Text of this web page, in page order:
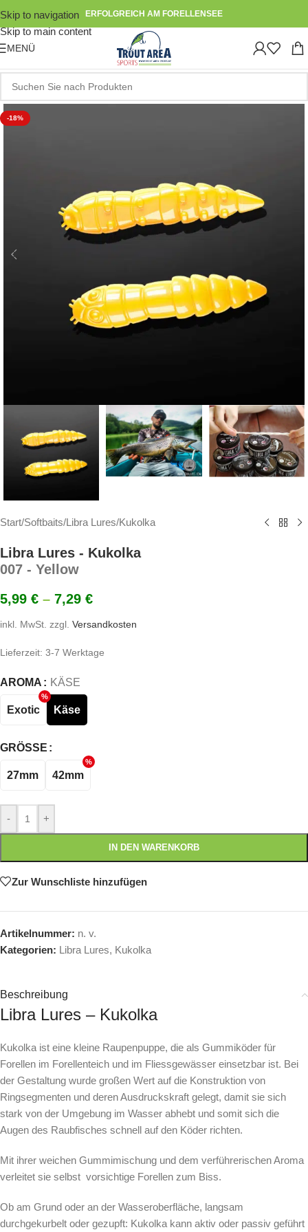
Skip to navigation
Skip to main content
ERFOLGREICH AM FORELLENSEE
MENÜ
-18%
Start/Softbaits/Libra Lures/Kukolka
Libra Lures - Kukolka
007 - Yellow
5,99 € – 7,29 €
inkl. MwSt. zzgl. Versandkosten
Lieferzeit: 3-7 Werktage
AROMA KÄSE
Exotic Käse
GRÖSSE
27mm 42mm
- +
IN DEN WARENKORB
Zur Wunschliste hinzufügen
Artikelnummer: n. v.
Kategorien: Libra Lures, Kukolka
Beschreibung
Libra Lures – Kukolka
Kukolka ist eine kleine Raupenpuppe, die als Gummiköder für
Forellen im Forellenteich und im Fliessgewässer einsetzbar ist. Bei
der Gestaltung wurde großen Wert auf die Konstruktion von
Ringsegmenten und deren Ausdruckskraft gelegt, damit sie sich
stark von der Umgebung im Wasser abhebt und somit sich die
Augen des Raubfisches schnell auf den Köder richten.
Mit ihrer weichen Gummimischung und dem verführerischen Aroma
verleitet sie selbst vorsichtige Forellen zum Biss.
Ob am Grund oder an der Wasseroberfläche, langsam
durchgekurbelt oder gezupft: Kukolka kann aktiv oder passiv geführt